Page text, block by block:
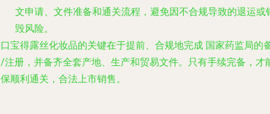
文申请、文件准备和通关流程，避免因不合规导致的退运或
毁风险。
宝得露丝化妆品的关键在于提前、合规地完成 国家药监局的
注册 ，并备齐全套产地、生产和贸易文件。只有手续完备，才
顺利通关，合法上市销售。